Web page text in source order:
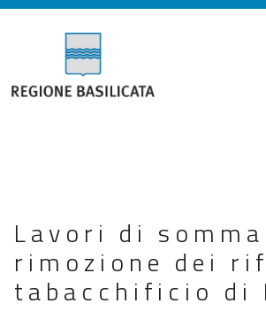
Lavori di
rimozione dei
tabacchificio di